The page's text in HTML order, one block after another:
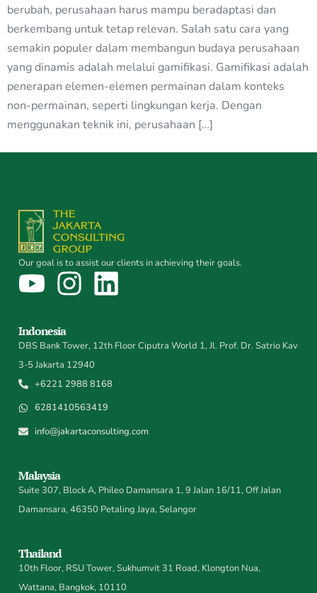
berubah, perusahaan harus mampu beradaptasi dan
berkembang untuk tetap relevan. Salah satu cara yang
semakin populer dalam membangun budaya perusahaan
yang dinamis adalah melalui gamifikasi. Gamifikasi adalah
penerapan elemen-elemen permainan dalam konteks
non-permainan, seperti lingkungan kerja. Dengan
menggunakan teknik ini, perusahaan […]
Our goal is to assist our clients in achieving their goals.
Indonesia
DBS Bank Tower, 12th Floor Ciputra World 1, Jl. Prof. Dr. Satrio Kav
3-5 Jakarta 12940
+6221 2988 8168
6281410563419
info@jakartaconsulting.com
Malaysia
Suite 307, Block A, Phileo Damansara 1, 9 Jalan 16/11, Off Jalan
Damansara, 46350 Petaling Jaya, Selangor
Thailand
10th Floor, RSU Tower, Sukhumvit 31 Road, Klongton Nua,
Wattana, Bangkok, 10110